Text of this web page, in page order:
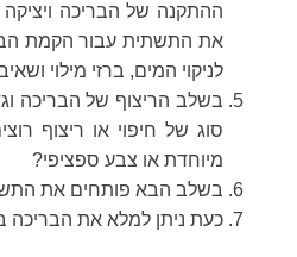
ההתקנה של הבריכה
את התשתית עבור הקמת
לניקוי המים, ברזי מילוי
בשלב הריצוף של הבריכה
סוג של חיפוי או ריצוף
מיוחדת או צבע ספציפי?
בשלב הבא פותחים את
כעת ניתן למלא את הבריכה